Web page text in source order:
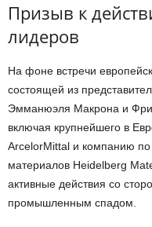
Призыв к
лидеров
На фоне встречи
состоящей из
Эмманюэля Макрона и
включая крупнейшего в
ArcelorMittal и компанию по
материалов Heidelberg
активные действия со
промышленным спадом.